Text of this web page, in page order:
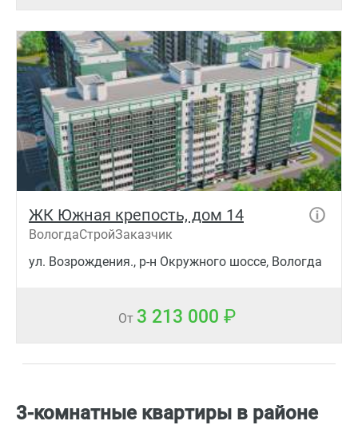
ЖК Южная крепость, дом 14
ВологдаСтройЗаказчик
ул. Возрождения., р-н Окружного шоссе, Вологда
От 3 213 000
3-комнатные квартиры в районе